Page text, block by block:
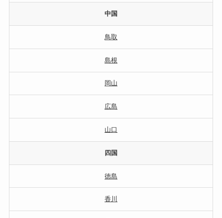
中国
鳥取
島根
岡山
広島
山口
四国
徳島
香川